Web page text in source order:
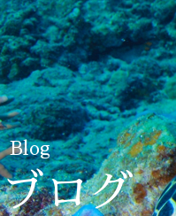
Blog
ブログ